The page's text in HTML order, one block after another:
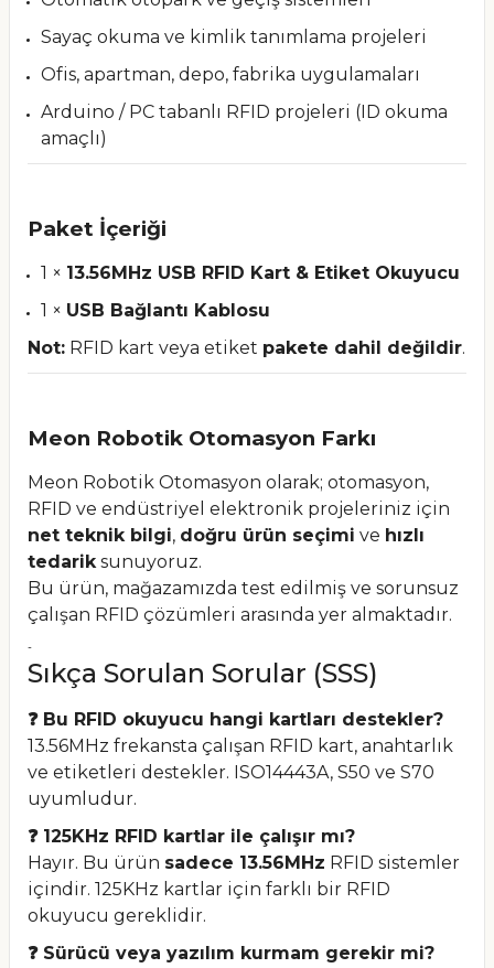
Sayaç okuma ve kimlik tanımlama projeleri
Ofis, apartman, depo, fabrika uygulamaları
Arduino / PC tabanlı RFID projeleri (ID okuma
amaçlı)
Paket İçeriği
1 × 13.56MHz USB RFID Kart & Etiket Okuyucu
1 × USB Bağlantı Kablosu
Not: RFID kart veya etiket pakete dahil değildir.
Meon Robotik Otomasyon Farkı
Meon Robotik Otomasyon olarak; otomasyon,
RFID ve endüstriyel elektronik projeleriniz için
net teknik bilgi, doğru ürün seçimi ve hızlı
tedariksunuyoruz.
Bu ürün, mağazamızda test edilmiş ve sorunsuz
çalışan RFID çözümleri arasında yer almaktadır.
-
Sıkça Sorulan Sorular (SSS)
❓ Bu RFID okuyucu hangi kartları destekler?
13.56MHz frekansta çalışan RFID kart, anahtarlık
ve etiketleri destekler. ISO14443A, S50 ve S70
uyumludur.
❓ 125KHz RFID kartlar ile çalışır mı?
Hayır. Bu ürün sadece 13.56MHz RFID sistemler
içindir. 125KHz kartlar için farklı bir RFID
okuyucu gereklidir.
❓ Sürücü veya yazılım kurmam gerekir mi?